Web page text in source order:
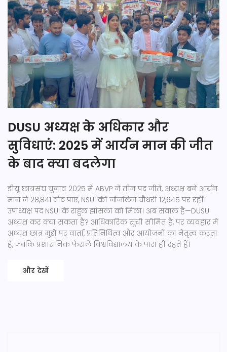
DUSU अध्यक्ष के अधिकार और
सुविधाएं: 2025 में आर्यन मान की जीत
के बाद क्या बदलेगा
डीयू छात्रसंघ चुनाव 2025 में ABVP ने तीन पद जीते, अध्यक्ष बने आर्यन
मान ने 28,841 वोट पाए, NSUI की जोज़लिन चौधरी 12,645 पर रहीं।
उपाध्यक्ष पद NSUI के राहुल झांसला को मिला। अब सवाल है—DUSU
अध्यक्ष कर क्या सकता है? आधिकारिक सूची सीमित है, पर व्यवहार में
अध्यक्ष छात्र मुद्दों पर वार्ता, प्रतिनिधित्व और आयोजनों का नेतृत्व करता
है, जबकि प्रशासनिक फैसले विश्वविद्यालय के पास ही रहते हैं।
और देखें